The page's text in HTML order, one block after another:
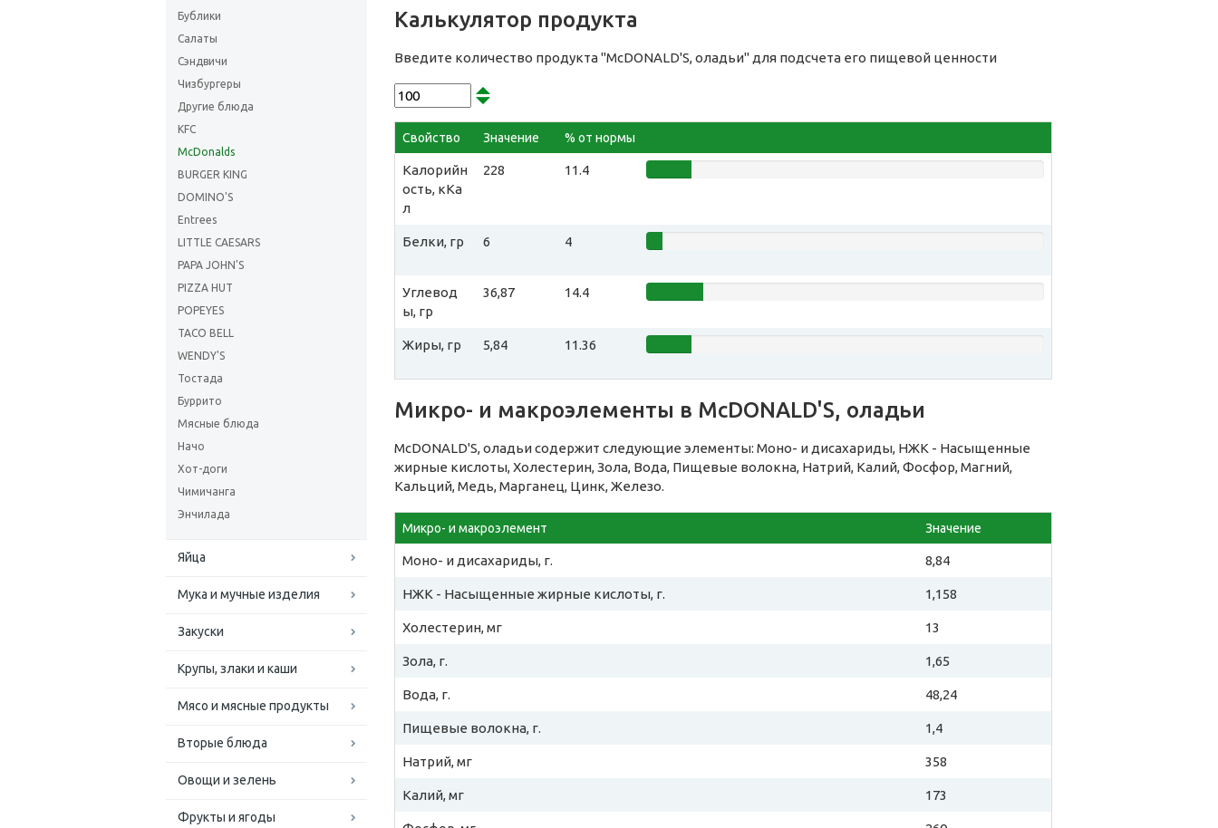
Бублики
Салаты
Сэндвичи
Чизбургеры
Другие блюда
KFC
McDonalds
BURGER KING
DOMINO'S
Entrees
LITTLE CAESARS
PAPA JOHN'S
PIZZA HUT
POPEYES
TACO BELL
WENDY'S
Тостада
Буррито
Мясные блюда
Начо
Хот-доги
Чимичанга
Энчилада
Яйца
Мука и мучные изделия
Закуски
Крупы, злаки и каши
Мясо и мясные продукты
Вторые блюда
Овощи и зелень
Фрукты и ягоды
Калькулятор продукта
Введите количество продукта "McDONALD'S, оладьи" для подсчета его пищевой ценности
Свойство Значение % от нормы
Калорийн
ость, кКа
л
228 11.4
Белки, гр 6 4
Углевод
ы, гр
36,87 14.4
Жиры, гр 5,84 11.36
Микро- и макроэлементы в McDONALD'S, оладьи
McDONALD'S, оладьи содержит следующие элементы: Моно- и дисахариды, НЖК - Насыщенные
жирные кислоты, Холестерин, Зола, Вода, Пищевые волокна, Натрий, Калий, Фосфор, Магний,
Кальций, Медь, Марганец, Цинк, Железо.
Микро- и макроэлемент Значение
Моно- и дисахариды, г. 8,84
НЖК - Насыщенные жирные кислоты, г. 1,158
Холестерин, мг 13
Зола, г. 1,65
Вода, г. 48,24
Пищевые волокна, г. 1,4
Натрий, мг 358
Калий, мг 173